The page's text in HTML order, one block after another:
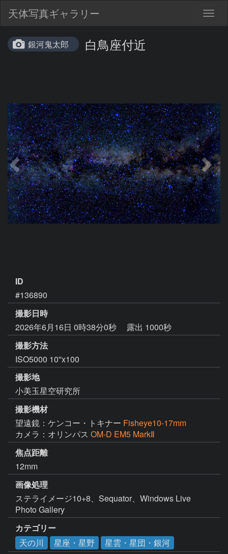
天体写真ギャラリー
銀河鬼太郎 白鳥座付近
ID
#136890
撮影日時
2026年6月16日 0時38分0秒
露出 1000秒
撮影方法
ISO5000 10''x100
撮影地
小美玉星空研究所
撮影機材
望遠鏡：ケンコー・トキナー Fisheye10-17mm
カメラ：オリンパス OM-D EM5 MarkⅡ
焦点距離
12mm
画像処理
ステライメージ10+8、Sequator、Windows Live
Photo Gallery
カテゴリー
天の川
星座・星野
星雲・星団・銀河